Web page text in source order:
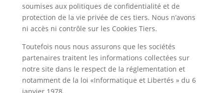
soumises aux politiques de confidentialité et de
protection de la vie privée de ces tiers. Nous n’avons
ni accès ni contrôle sur les Cookies Tiers.
Toutefois nous nous assurons que les sociétés
partenaires traitent les informations collectées sur
notre site dans le respect de la réglementation et
notamment de la loi «Informatique et Libertés » du 6